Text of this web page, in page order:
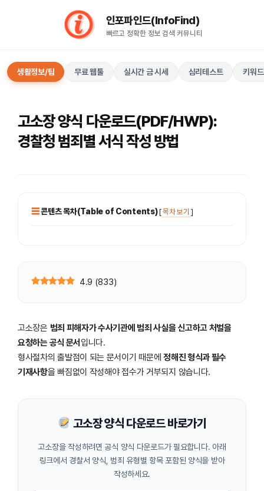
인포파인드(InfoFind)​​​​
빠르고 정확한 정보 검색 커뮤니티
생활정보/팁 무료 웹툴 실시간 금 시세 심리테스트 키워
고소장 양식 다운로드(PDF/HWP):
경찰청 범죄별 서식 작성 방법
콘텐츠 목차(Table of Contents)[목차 보기 ]
4.9 (833)
고소장은 범죄 피해자가 수사기관에 범죄 사실을 신고하고 처벌을
요청하는 공식 문서 입니다.
형사절차의 출발점이 되는 문서이기 때문에정해진 형식과 필수
기재사항을 빠짐없이 작성해야 접수가 거부되지 않습니다.
고소장 양식 다운로드 바로가기
고소장을 작성하려면 공식 양식 다운로드가 필요합니다. 아래
링크에서 경찰서 양식, 범죄 유형별 항목 포함된 양식을 받아
작성하세요.